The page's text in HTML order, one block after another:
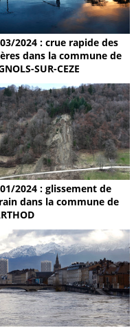
2024 : crue rapide des
dans la commune de
SUR-CEZE
2024 : glissement de
dans la commune de